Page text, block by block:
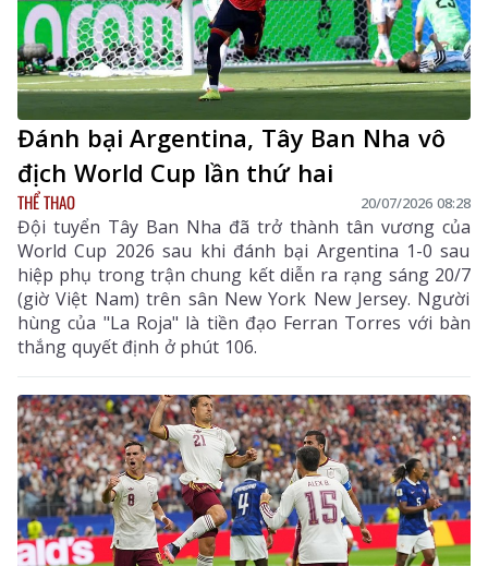
Đánh bại Argentina, Tây Ban Nha vô
địch World Cup lần thứ hai
THỂ THAO 20/07/2026 08:28
Đội tuyển Tây Ban Nha đã trở thành tân vương của
World Cup 2026 sau khi đánh bại Argentina 1-0 sau
hiệp phụ trong trận chung kết diễn ra rạng sáng 20/7
(giờ Việt Nam) trên sân New York New Jersey. Người
hùng của "La Roja" là tiền đạo Ferran Torres với bàn
thắng quyết định ở phút 106.